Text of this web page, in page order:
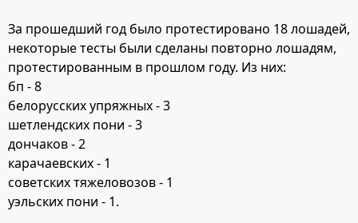
За прошедший год было протестировано 18 лошадей,
некоторые тесты были сделаны повторно лошадям,
протестированным в прошлом году. Из них:
бп - 8
белорусских упряжных - 3
шетлендских пони - 3
дончаков - 2
карачаевских - 1
советских тяжеловозов - 1
уэльских пони - 1.